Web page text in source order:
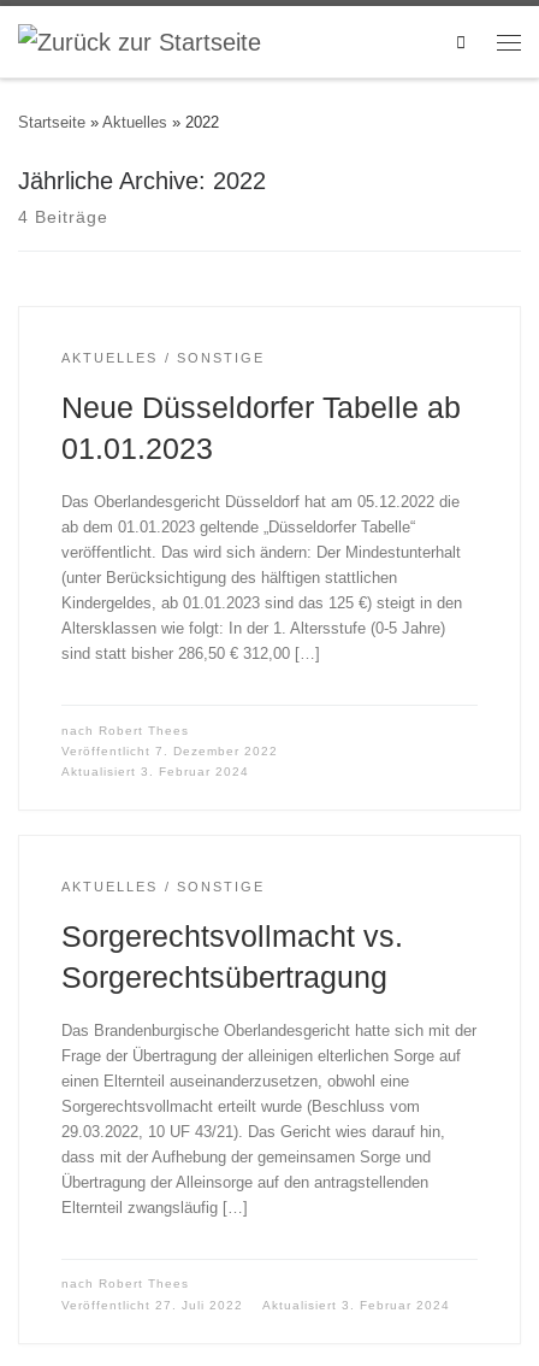
Search
Startseite » Aktuelles » 2022
Jährliche Archive: 2022
4 Beiträge
AKTUELLES SONSTIGE
Neue Düsseldorfer Tabelle ab
01.01.2023
Das Oberlandesgericht Düsseldorf hat am 05.12.2022 die
ab dem 01.01.2023 geltende „Düsseldorfer Tabelle“
veröffentlicht. Das wird sich ändern: Der Mindestunterhalt
(unter Berücksichtigung des hälftigen stattlichen
Kindergeldes, ab 01.01.2023 sind das 125 €) steigt in den
Altersklassen wie folgt: In der 1. Altersstufe (0-5 Jahre)
sind statt bisher 286,50 € 312,00 […]
nach Robert Thees
Veröffentlicht 7. Dezember 2022
Aktualisiert 3. Februar 2024
AKTUELLES SONSTIGE
Sorgerechtsvollmacht vs.
Sorgerechtsübertragung
Das Brandenburgische Oberlandesgericht hatte sich mit der
Frage der Übertragung der alleinigen elterlichen Sorge auf
einen Elternteil auseinanderzusetzen, obwohl eine
Sorgerechtsvollmacht erteilt wurde (Beschluss vom
29.03.2022, 10 UF 43/21). Das Gericht wies darauf hin,
dass mit der Aufhebung der gemeinsamen Sorge und
Übertragung der Alleinsorge auf den antragstellenden
Elternteil zwangsläufig […]
nach
Robert Thees
Veröffentlicht 27. Juli 2022 Aktualisiert 3. Februar 2024